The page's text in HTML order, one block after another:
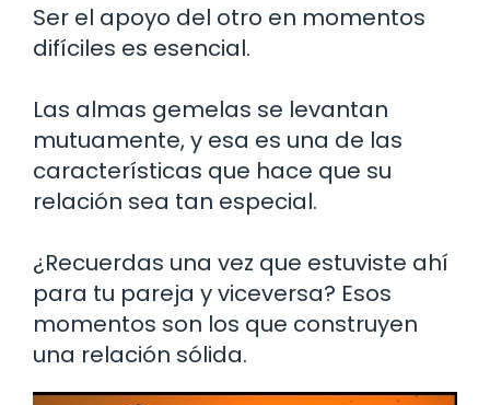
Ser el apoyo del otro en momentos
difíciles es esencial.
Las almas gemelas se levantan
mutuamente, y esa es una de las
características que hace que su
relación sea tan especial.
¿Recuerdas una vez que estuviste ahí
para tu pareja y viceversa? Esos
momentos son los que construyen
una relación sólida.